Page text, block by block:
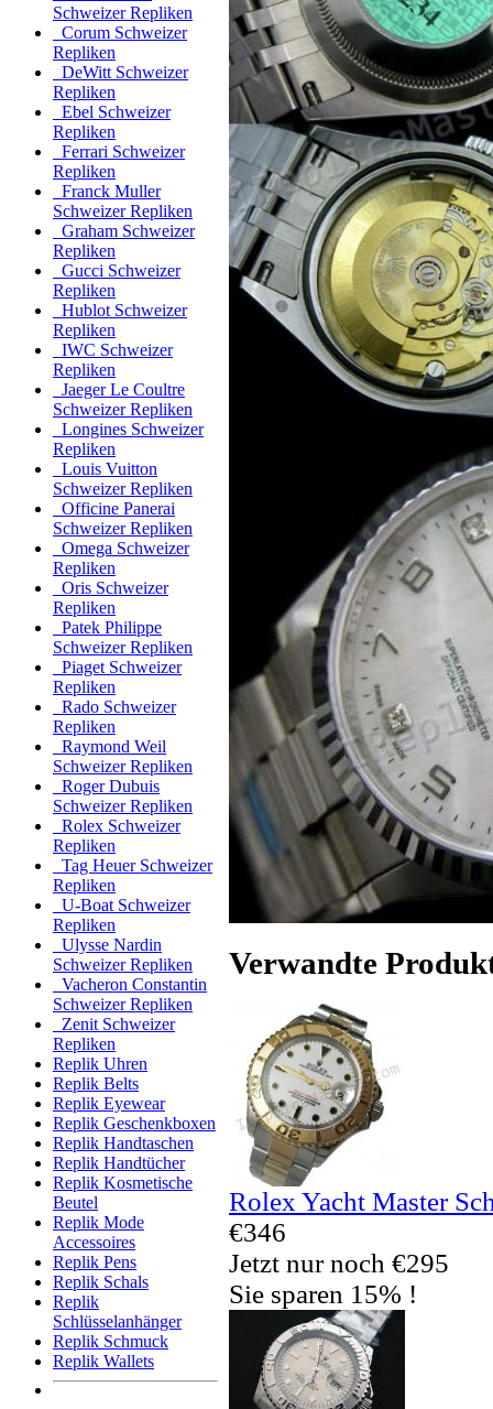
Schweizer Repliken
Corum Schweizer
Repliken
DeWitt Schweizer
Repliken
Ebel Schweizer
Repliken
Ferrari Schweizer
Repliken
Franck Muller
Schweizer Repliken
Graham Schweizer
Repliken
Gucci Schweizer
Repliken
Hublot Schweizer
Repliken
IWC Schweizer
Repliken
Jaeger Le Coultre
Schweizer Repliken
Longines Schweizer
Repliken
Louis Vuitton
Schweizer Repliken
Officine Panerai
Schweizer Repliken
Omega Schweizer
Repliken
Oris Schweizer
Repliken
Patek Philippe
Schweizer Repliken
Piaget Schweizer
Repliken
Rado Schweizer
Repliken
Raymond Weil
Schweizer Repliken
Roger Dubuis
Schweizer Repliken
Rolex Schweizer
Repliken
Tag Heuer Schweizer
Repliken
U-Boat Schweizer
Repliken
Ulysse Nardin
Schweizer Repliken
Vacheron Constantin
Schweizer Repliken
Zenit Schweizer
Repliken
Replik Uhren
Replik Belts
Replik Eyewear
Replik Geschenkboxen
Replik Handtaschen
Replik Handtücher
Replik Kosmetische
Beutel
Replik Mode
Accessoires
Replik Pens
Replik Schals
Replik
Schlüsselanhänger
Replik Schmuck
Replik Wallets
Verwandte
Rolex Yacht Master
€346
Jetzt nur noch €295
Sie sparen 15% !